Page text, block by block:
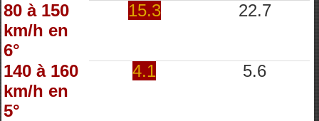
80 à 150
km/h en
6°
15.3 22.7
140 à 160
km/h en
5°
4.1 5.6